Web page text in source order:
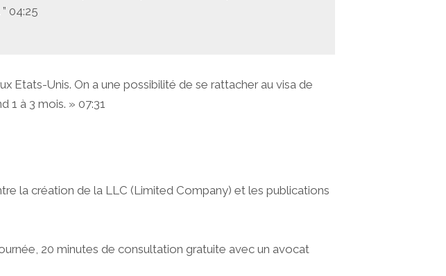
04:25
Etats-Unis. On a une possibilité de se rattacher au visa de
1 à 3 mois. » 07:31
la création de la LLC (Limited Company) et les publications
20 minutes de consultation gratuite avec un avocat